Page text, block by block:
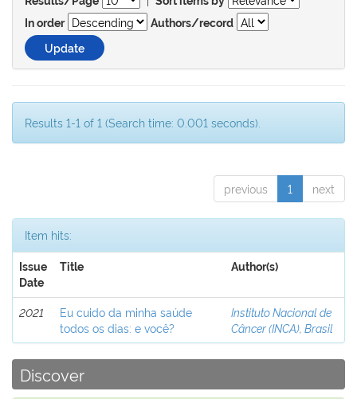
In order
Authors/record
Results 1-1 of 1 (Search time: 0.001 seconds).
previous 1 next
Item hits:
Issue
Date
Title Author(s)
2021
Eu cuido da minha saúde
todos os dias: e você?
Instituto Nacional de
Câncer (INCA), Brasil
Discover